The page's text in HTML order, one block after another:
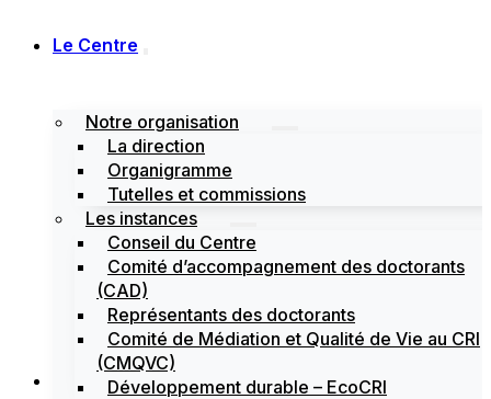
Le Centre
Notre organisation
La direction
Organigramme
Tutelles et commissions
Les instances
Conseil du Centre
Comité d’accompagnement des doctorants
(CAD)
Représentants des doctorants
Comité de Médiation et Qualité de Vie au CRI
(CMQVC)
Développement durable – EcoCRI
Recherche